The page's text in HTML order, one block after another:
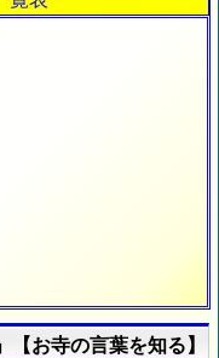
【お寺の言葉を知る】